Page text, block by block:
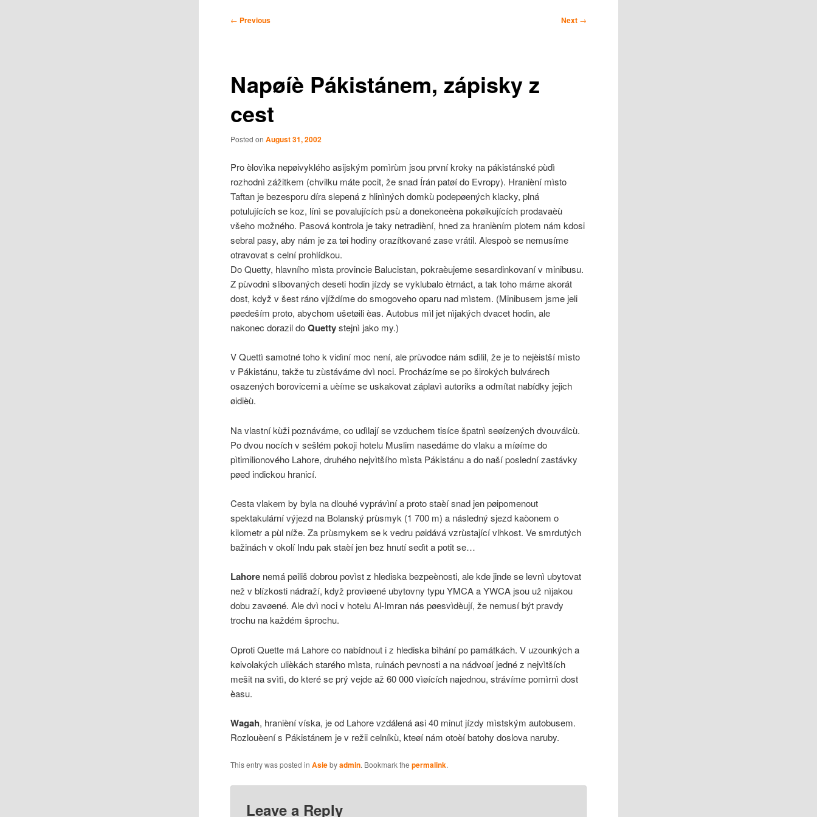
Post
← Previous Next →
Napøíè Pákistánem, zápisky z
cest
Posted onAugust 31, 2002
Pro èlovìka nepøivyklého asijským pomìrùm jsou první kroky na pákistánské pùdì
rozhodnì zážitkem (chvilku máte pocit, že snad Írán patøí do Evropy). Hranièní mìsto
Taftan je bezesporu díra slepená z hlinìných domkù podepøených klacky, plná
potulujících se koz, línì se povalujících psù a donekoneèna pokøikujících prodavaèù
všeho možného. Pasová kontrola je taky netradièní, hned za hranièním plotem nám kdosi
sebral pasy, aby nám je za tøi hodiny orazítkované zase vrátil. Alespoò se nemusíme
otravovat s celní prohlídkou.
Do Quetty, hlavního mìsta provincie Balucistan, pokraèujeme sesardinkovaní v minibusu.
Z pùvodnì slibovaných deseti hodin jízdy se vyklubalo ètrnáct, a tak toho máme akorát
dost, když v šest ráno vjíždíme do smogoveho oparu nad mìstem. (Minibusem jsme jeli
pøedeším proto, abychom ušetøili èas. Autobus mìl jet nìjakých dvacet hodin, ale
nakonec dorazil doQuettystejnì jako my.)
V Quettì samotné toho k vidìní moc není, ale prùvodce nám sdìlil, že je to nejèistší mìsto
v Pákistánu, takže tu zùstáváme dvì noci. Procházíme se po širokých bulvárech
osazených borovicemi a uèíme se uskakovat záplavì autoriks a odmítat nabídky jejich
øidièù.
Na vlastní kùži poznáváme, co udìlají se vzduchem tisíce špatnì seøízených dvouválcù.
Po dvou nocích v sešlém pokoji hotelu Muslim nasedáme do vlaku a míøíme do
pìtimilionového Lahore, druhého nejvìtšího mìsta Pákistánu a do naší poslední zastávky
pøed indickou hranicí.
Cesta vlakem by byla na dlouhé vyprávìní a proto staèí snad jen pøipomenout
spektakulární výjezd na Bolanský prùsmyk (1 700 m) a následný sjezd kaòonem o
kilometr a pùl níže. Za prùsmykem se k vedru pøidává vzrùstající vlhkost. Ve smrdutých
bažinách v okolí Indu pak staèí jen bez hnutí sedìt a potit se…
Lahore nemá pøiliš dobrou povìst z hlediska bezpeènosti, ale kde jinde se levnì ubytovat
než v blízkosti nádraží, když provìøené ubytovny typu YMCA a YWCA jsou už nìjakou
dobu zavøené. Ale dvì noci v hotelu Al-Imran nás pøesvìdèují, že nemusí být pravdy
trochu na každém šprochu.
Oproti Quette má Lahore co nabídnout i z hlediska bìhání po památkách. V uzounkých a
køivolakých ulièkách starého mìsta, ruinách pevnosti a na nádvoøí jedné z nejvìtších
mešit na svìtì, do které se prý vejde až 60 000 vìøících najednou, strávíme pomìrnì dost
èasu.
Wagah, hranièní víska, je od Lahore vzdálená asi 40 minut jízdy mìstským autobusem.
Rozlouèení s Pákistánem je v režii celníkù, kteøí nám otoèí batohy doslova naruby.
This entry was posted inAsiebyadmin. Bookmark thepermalink.
Leave a Reply